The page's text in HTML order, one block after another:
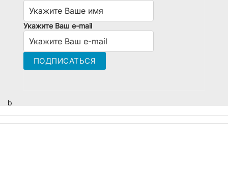
Укажите Ваш e-mail
b